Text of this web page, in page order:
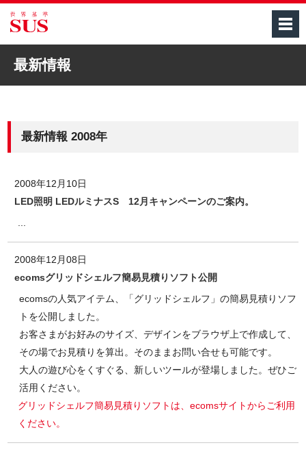
最新情報
最新情報 2008年
2008年12月10日
LED照明 LEDルミナスS 12月キャンペーンのご案内。
...
2008年12月08日
ecomsグリッドシェルフ簡易見積りソフト公開
ecomsの人気アイテム、「グリッドシェルフ」の簡易見積りソフ
トを公開しました。
お客さまがお好みのサイズ、デザインをブラウザ上で作成して、
その場でお見積りを算出。そのままお問い合せも可能です。
大人の遊び心をくすぐる、新しいツールが登場しました。ぜひご
活用ください。
グリッドシェルフ簡易見積りソフトは、ecomsサイトからご利用
ください。